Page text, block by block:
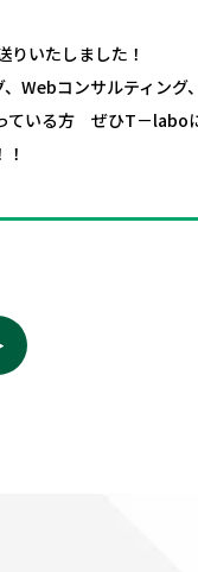
いたしました！
Webコンサルティング
ている方 ぜひT－labo